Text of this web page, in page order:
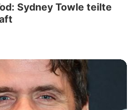
Sydney Towle teilte